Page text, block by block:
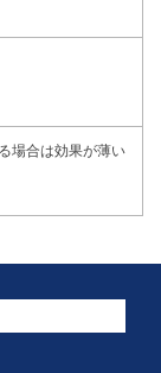
場合は効果が薄い